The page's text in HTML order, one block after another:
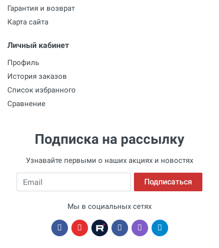
Гарантия и возврат
Карта сайта
Личный кабинет
Профиль
История заказов
Список избранного
Сравнение
Подписка на рассылку
Узнавайте первыми о наших акциях и новостях
Email Подписаться
Мы в социальных сетях